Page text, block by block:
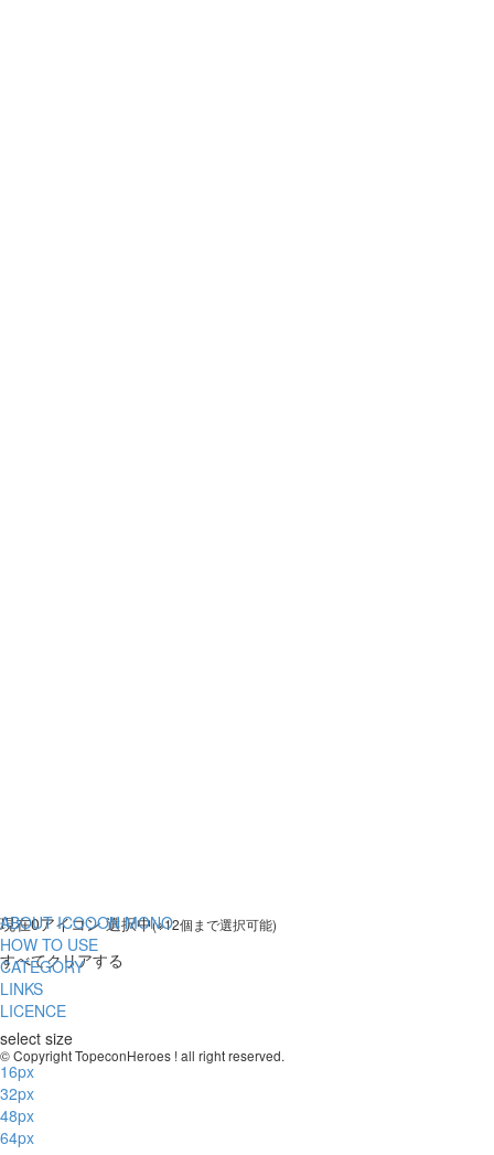
現在0アイコン 選択中(※12個まで選択可能)
すべてクリアする
select size
16px
32px
48px
64px
ABOUT ICOOON MONO
HOW TO USE
CATEGORY
LINKS
LICENCE
© Copyright TopeconHeroes ! all right reserved.